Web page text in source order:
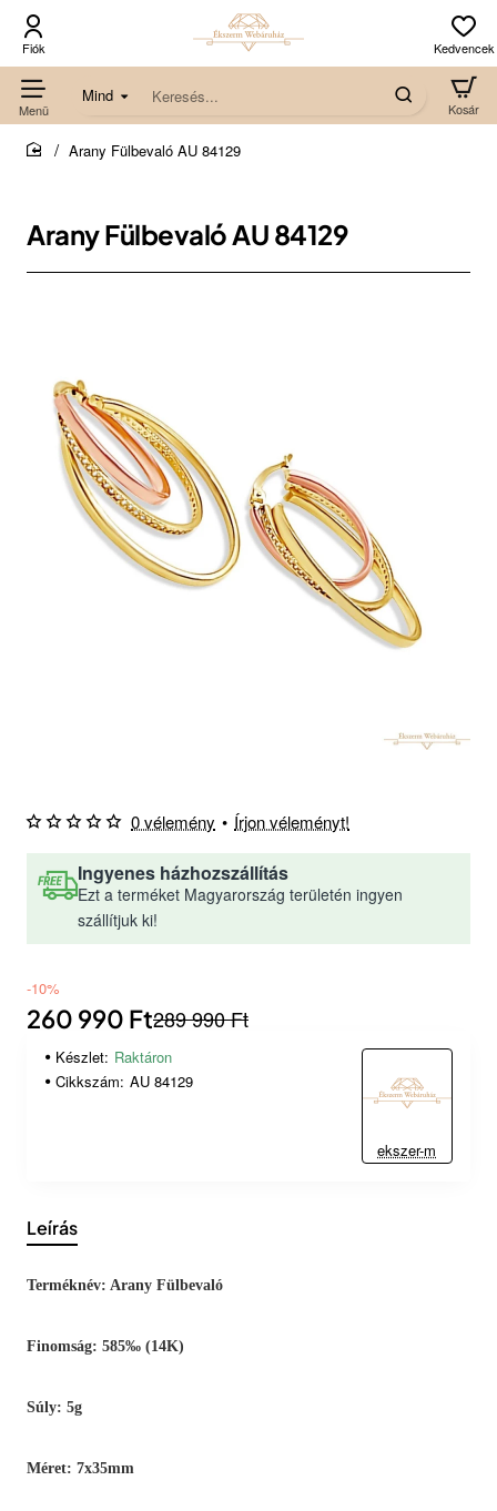
Mind
Keresés...
Arany Fülbevaló AU 84129
Arany Fülbevaló AU 84129
Ingyenes házhozszállítás
Ezt a terméket Magyarország területén ingyen
szállítjuk ki!
0 vélemény • Írjon véleményt!
-10%
260 990 Ft289 990 Ft
Készlet: Raktáron
Cikkszám: AU 84129
ekszer-m
Leírás
Terméknév: Arany Fülbevaló
Finomság: 585‰ (14K)
Súly: 5g
Méret: 7x35mm